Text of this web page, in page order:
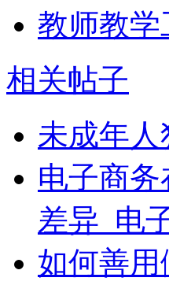
教师教
相关帖子
未成年
电子商
差异_电
如何善